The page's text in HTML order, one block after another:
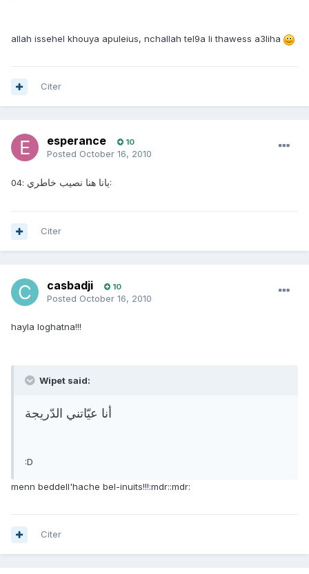
allah issehel khouya apuleius, nchallah tel9a li thawess a3liha
Citer
esperance 10
Posted October 16, 2010
يانا هنا نصيب خاطري:04:
Citer
casbadji 10
Posted October 16, 2010
hayla loghatna!!!
Wipet said:
أنا عيّاتني الدّريجة
:D
menn beddell'hache bel-inuits!!!:mdr::mdr:
Citer